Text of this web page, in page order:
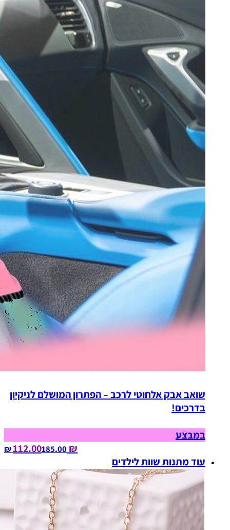
שואב אבק אלחוטי לרכב – הפתרון המושלם לניקיון
בדרכים!
במבצע
₪ 112.00
185.00‏ ₪
עוד מתנות שוות לילדים